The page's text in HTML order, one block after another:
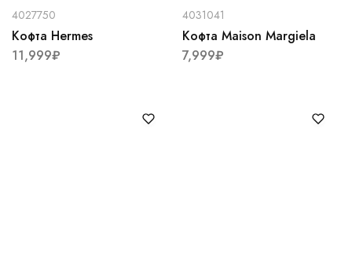
4027750
Кофта Hermes
11,999₽
4031041
Кофта Maison Margiela
7,999₽